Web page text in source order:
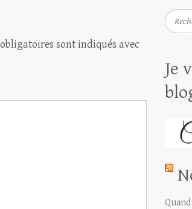
sont indiqués avec
Je